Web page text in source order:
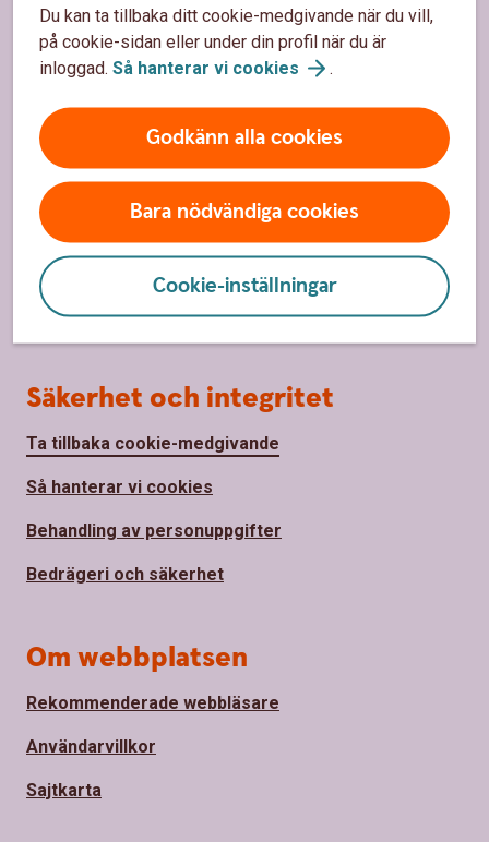
Du kan ta tillbaka ditt cookie-medgivande när du vill,
på cookie-sidan eller under din profil när du är
inloggad. Så hanterar vi cookies .
Godkänn alla cookies
Bara nödvändiga cookies
Cookie-inställningar
Priser, räntor och kurser
Om Sparbanken Nord
Hållbarhet
Vårt samhällsengagemang
Press
Jobba hososs
Säkerhet och integritet
Ta tillbaka cookie-medgivande
Så hanterar vi cookies
Behandling av personuppgifter
Bedrägeri och säkerhet
Om webbplatsen
Rekommenderade webbläsare
Användarvillkor
Sajtkarta